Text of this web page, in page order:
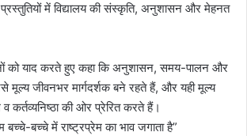
में विद्यालय की संस्कृति, अनुशासन और मेहनत
को याद करते हुए कहा कि अनुशासन, समय-पालन और
मूल्य जीवनभर मार्गदर्शक बने रहते हैं, और यही मूल्य
व कर्तव्यनिष्ठा की ओर प्रेरित करते हैं।
बच्चे में राष्ट्रप्रेम का भाव जगाता है”